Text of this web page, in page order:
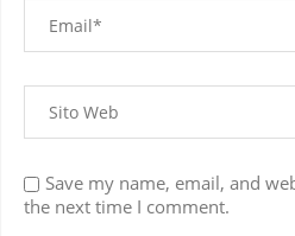
Save my name, email, and
the next time I comment.